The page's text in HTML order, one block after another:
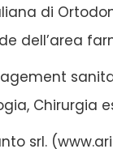
di
dell’area
Chirurgia
srl.